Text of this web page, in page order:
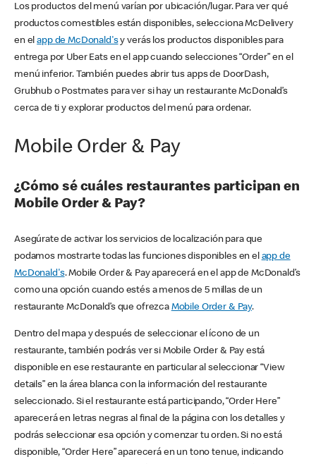
Los productos del menú varían por ubicación/lugar. Para ver qué
productos comestibles están disponibles, selecciona McDelivery
en elapp de McDonald'sy verás los productos disponibles para
entrega por Uber Eats en el app cuando selecciones “Order” en el
menú inferior. También puedes abrir tus apps de DoorDash,
Grubhub o Postmates para ver si hay un restaurante McDonald’s
cerca de ti y explorar productos del menú para ordenar.
Mobile Order & Pay
¿Cómo sé cuáles restaurantes participan en
Mobile Order & Pay?
Asegúrate de activar los servicios de localización para que
podamos mostrarte todas las funciones disponibles en el app de
McDonald's. Mobile Order & Pay aparecerá en el app de McDonald’s
como una opción cuando estés a menos de 5 millas de un
restaurante McDonald’s que ofrezca Mobile Order & Pay.
Dentro del mapa y después de seleccionar el ícono de un
restaurante, también podrás ver si Mobile Order & Pay está
disponible en ese restaurante en particular al seleccionar “View
details” en la área blanca con la información del restaurante
seleccionado. Si el restaurante está participando, “Order Here”
aparecerá en letras negras al final de la página con los detalles y
podrás seleccionar esa opción y comenzar tu orden. Si no está
disponible, “Order Here” aparecerá en un tono tenue, indicando